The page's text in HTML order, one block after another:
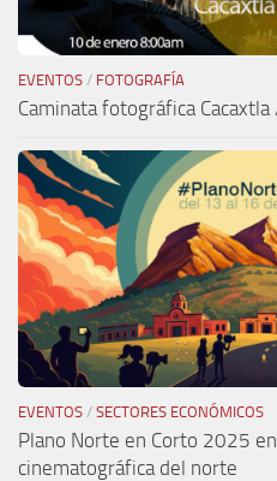
EVENTOS / FOTOGRAFÍA
Caminata fotográfica Cacaxtla
EVENTOS / SECTORES ECONÓMICOS
Plano Norte en Corto 2025
cinematográfica del norte